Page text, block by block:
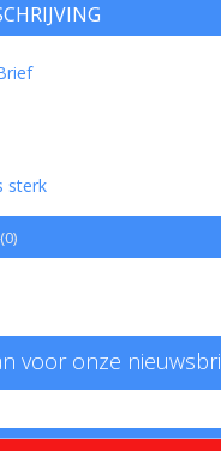
sterk
(0)
voor onze